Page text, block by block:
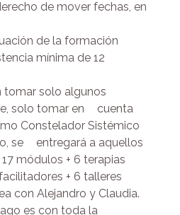
de mover fechas, en
de la formación
mínima de 12
tomar solo algunos
solo tomar en cuenta
Constelador Sistémico
se entregará a aquellos
módulos + 6 terapias
+ 6 talleres
con Alejandro y Claudia.
es con toda la